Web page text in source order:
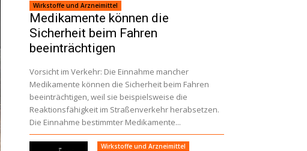
Wirkstoffe und Arzneimittel
Medikamente können die
Sicherheit beim Fahren
beeinträchtigen
Vorsicht im Verkehr: Die Einnahme mancher
Medikamente können die Sicherheit beim Fahren
beeinträchtigen, weil sie beispielsweise die
Reaktionsfähigkeit im Straßenverkehr herabsetzen.
Die Einnahme bestimmter Medikamente...
Wirkstoffe und Arzneimittel